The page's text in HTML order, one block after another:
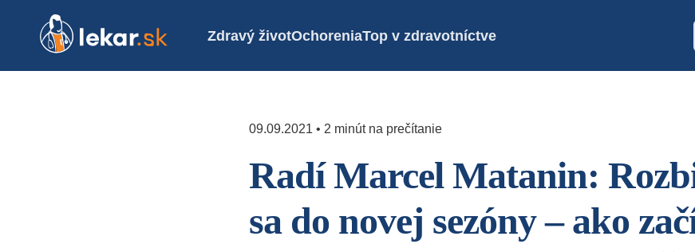
Zdravý životOchoreniaTop v zdravotníctve
09.09.2021 • 2 minút na prečítanie
Radí Marcel Matanin:
sa do novej sezóny – ako